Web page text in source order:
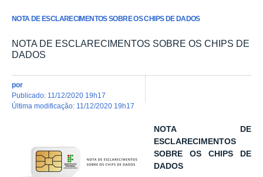
NOTA DE ESCLARECIMENTOS SOBRE OS CHIPS DE DADOS
NOTA DE ESCLARECIMENTOS SOBRE OS CHIPS DE
DADOS
por
publicado: 11/12/2020 19h17
última modificação: 11/12/2020 19h17
NOTA DE
ESCLARECIMENTOS
SOBRE OS CHIPS DE
DADOS